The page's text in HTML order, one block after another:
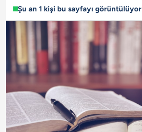
Şu an 1 kişi bu sayfayı görüntülüyor